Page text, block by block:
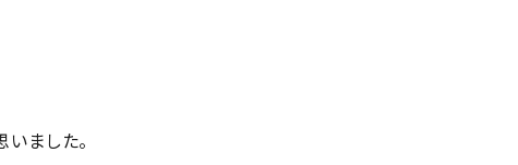
ました。